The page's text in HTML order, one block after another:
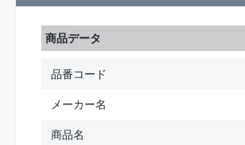
商品データ
品番コード
メーカー名
商品名